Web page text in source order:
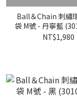
Ball＆Chain 刺繡
袋 M號 - 丹寧藍
NT$1,980